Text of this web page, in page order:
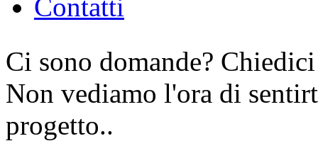
Contatti
Ci sono domande?
Non vediamo l'ora di
progetto..